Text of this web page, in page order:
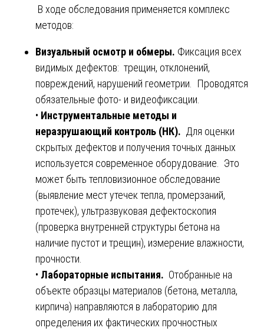
В ходе обследования применяется комплекс
методов:
Визуальный осмотр и обмеры. Фиксация всех
видимых дефектов: трещин, отклонений,
повреждений, нарушений геометрии. Проводятся
обязательные фото- и видеофиксации.
• Инструментальные методы и
неразрушающий контроль (НК). Для оценки
скрытых дефектов и получения точных данных
используется современное оборудование. Это
может быть тепловизионное обследование
(выявление мест утечек тепла, промерзаний,
протечек), ультразвуковая дефектоскопия
(проверка внутренней структуры бетона на
наличие пустот и трещин), измерение влажности,
прочности.
• Лабораторные испытания. Отобранные на
объекте образцы материалов (бетона, металла,
кирпича) направляются в лабораторию для
определения их фактических прочностных